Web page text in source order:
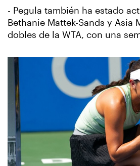
- Pegula también ha estado
Bethanie Mattek-Sands y
dobles de la WTA, con una